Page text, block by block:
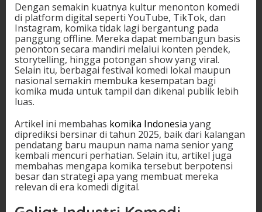
Dengan semakin kuatnya kultur menonton komedi
di platform digital seperti YouTube, TikTok, dan
Instagram, komika tidak lagi bergantung pada
panggung offline. Mereka dapat membangun basis
penonton secara mandiri melalui konten pendek,
storytelling, hingga potongan show yang viral.
Selain itu, berbagai festival komedi lokal maupun
nasional semakin membuka kesempatan bagi
komika muda untuk tampil dan dikenal publik lebih
luas.
Artikel ini membahas komika Indonesia yang
diprediksi bersinar di tahun 2025, baik dari kalangan
pendatang baru maupun nama nama senior yang
kembali mencuri perhatian. Selain itu, artikel juga
membahas mengapa komika tersebut berpotensi
besar dan strategi apa yang membuat mereka
relevan di era komedi digital.